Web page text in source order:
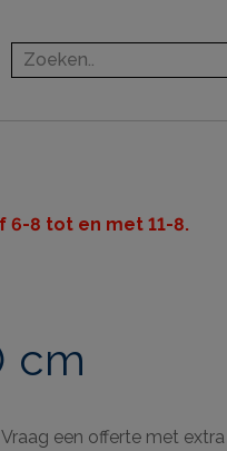
6-8 tot en met 11-8.
cm
een offerte met